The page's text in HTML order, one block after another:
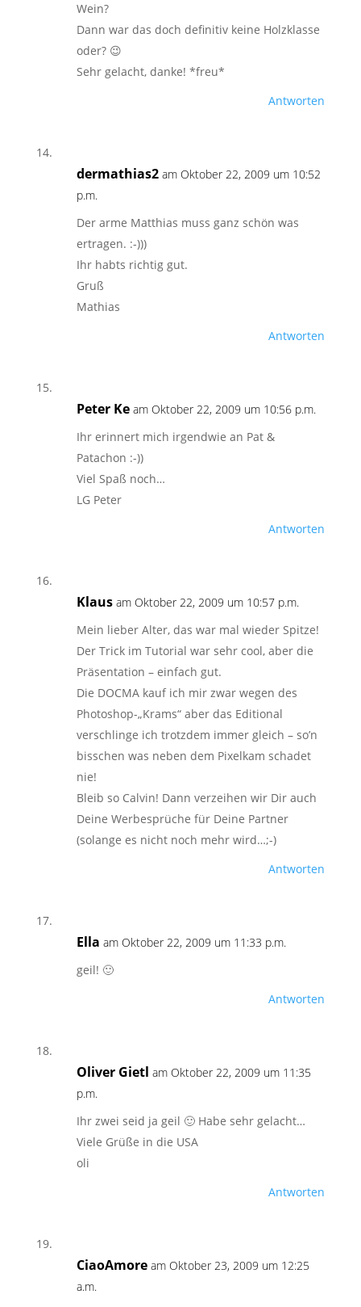
Wein?
Dann war das doch definitiv keine Holzklasse
oder? 😉
Sehr gelacht, danke! *freu*
Antworten
dermathias2 am Oktober 22, 2009 um 10:52
p.m.
Der arme Matthias muss ganz schön was
ertragen. :-)))
Ihr habts richtig gut.
Gruß
Mathias
Antworten
Peter Ke am Oktober 22, 2009 um 10:56 p.m.
Ihr erinnert mich irgendwie an Pat &
Patachon :-))
Viel Spaß noch…
LG Peter
Antworten
Klaus am Oktober 22, 2009 um 10:57 p.m.
Mein lieber Alter, das war mal wieder Spitze!
Der Trick im Tutorial war sehr cool, aber die
Präsentation – einfach gut.
Die DOCMA kauf ich mir zwar wegen des
Photoshop-„Krams“ aber das Editional
verschlinge ich trotzdem immer gleich – so’n
bisschen was neben dem Pixelkam schadet
nie!
Bleib so Calvin! Dann verzeihen wir Dir auch
Deine Werbesprüche für Deine Partner
(solange es nicht noch mehr wird…;-)
Antworten
Ella am Oktober 22, 2009 um 11:33 p.m.
geil! 🙂
Antworten
Oliver Gietl am Oktober 22, 2009 um 11:35
p.m.
Ihr zwei seid ja geil 🙂 Habe sehr gelacht…
Viele Grüße in die USA
oli
Antworten
CiaoAmore am Oktober 23, 2009 um 12:25
a.m.